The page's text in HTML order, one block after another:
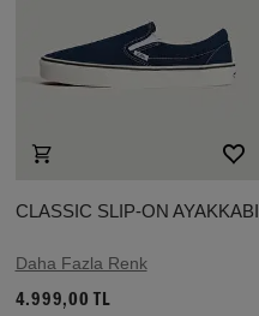
CLASSIC SLIP-ON AYAKKABI
Daha Fazla Renk
4.999,00 TL